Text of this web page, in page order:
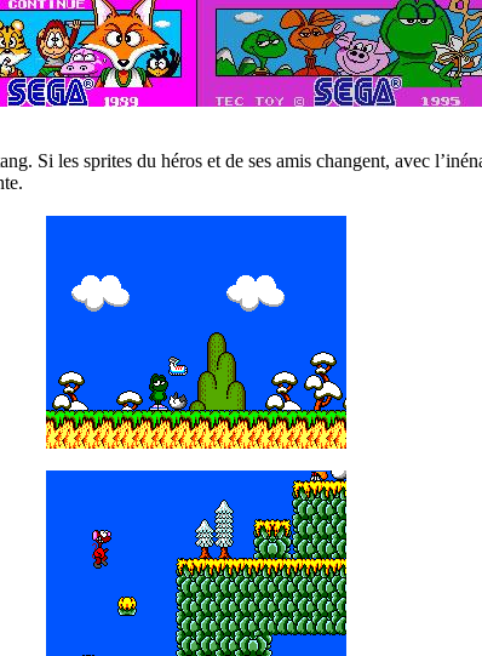
Si les sprites du héros et de ses amis changent, avec